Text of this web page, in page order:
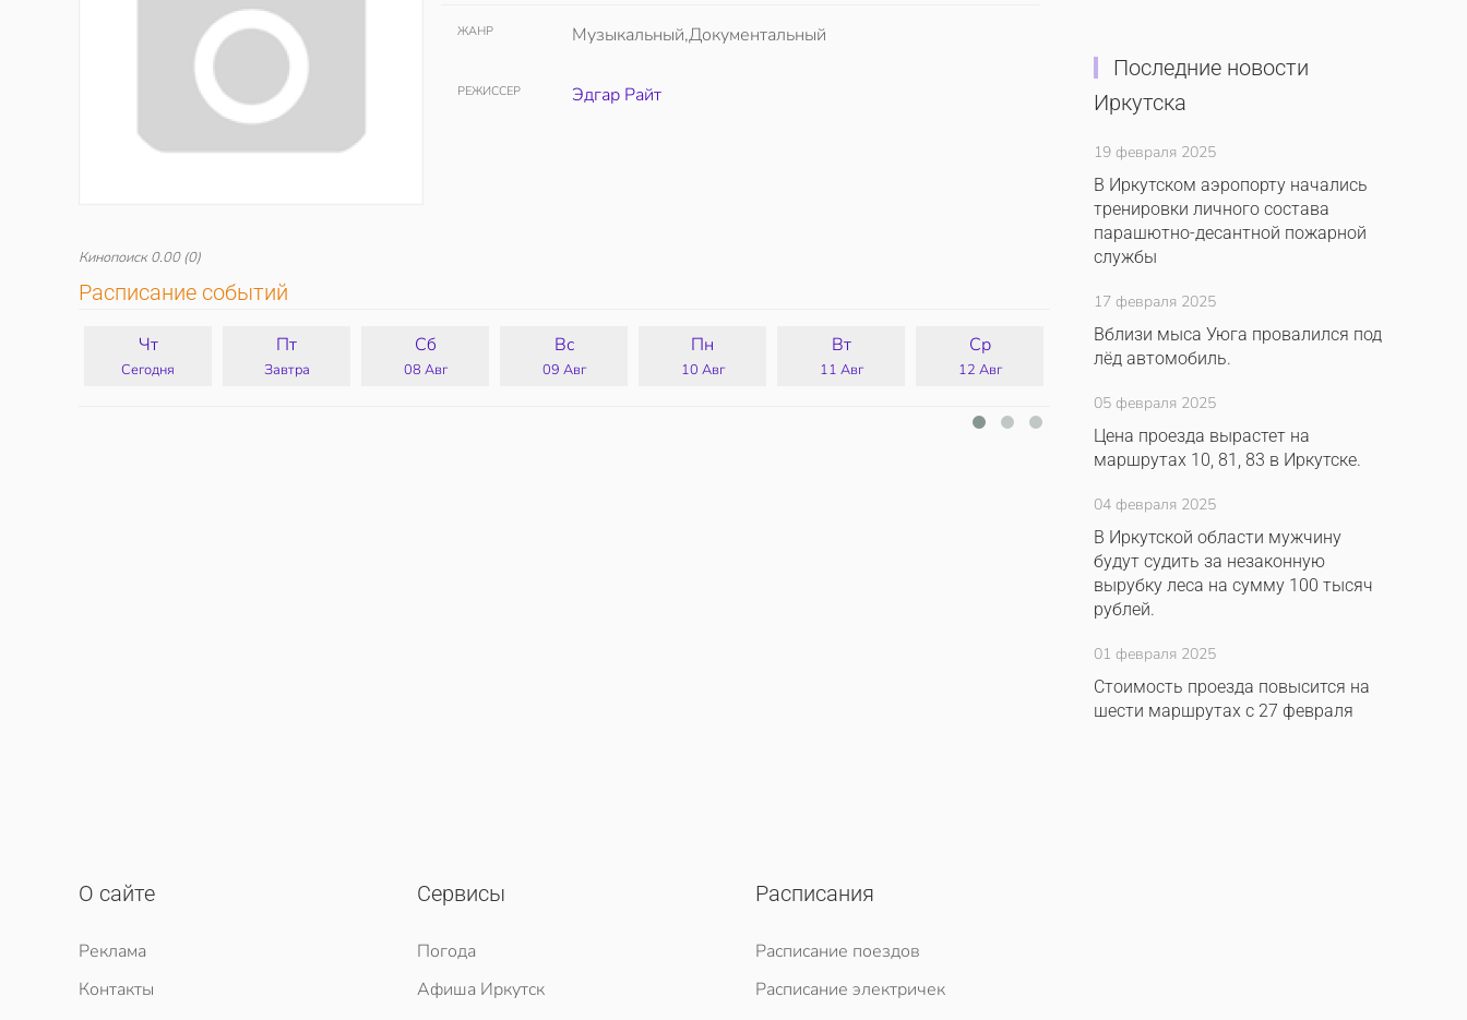
Кинопоиск 0.00(0)
ЖАНР Музыкальный,Документальный
РЕЖИССЕР Эдгар Райт
Расписание событий
Чт
Сегодня
Пт
Завтра
Сб
08 Авг
Вс
09 Авг
Пн
10 Авг
Вт
11 Авг
Ср
12 Авг
Чт
13 Авг
Пт
Последние новости
Иркутска
19 февраля 2025
В Иркутском аэропорту начались
тренировки личного состава
парашютно-десантной пожарной
службы
17 февраля 2025
Вблизи мыса Уюга провалился под
лёд автомобиль.
05 февраля 2025
Цена проезда вырастет на
маршрутах 10, 81, 83 в Иркутске.
04 февраля 2025
В Иркутской области мужчину
будут судить за незаконную
вырубку леса на сумму 100 тысяч
рублей.
01 февраля 2025
Стоимость проезда повысится на
шести маршрутах с 27 февраля
О сайте
Реклама
Контакты
Сервисы
Погода
Афиша Иркутск
Расписания
Расписание поездов
Расписание электричек